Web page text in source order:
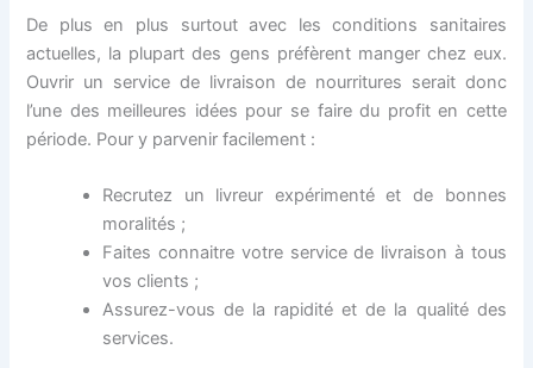
De plus en plus surtout avec les conditions sanitaires
actuelles, la plupart des gens préfèrent manger chez eux.
Ouvrir un service de livraison de nourritures serait donc
l’une des meilleures idées pour se faire du profit en cette
période. Pour y parvenir facilement :
Recrutez un livreur expérimenté et de bonnes
moralités ;
Faites connaitre votre service de livraison à tous
vos clients ;
Assurez-vous de la rapidité et de la qualité des
services.